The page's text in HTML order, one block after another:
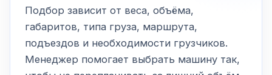
Подбор зависит от веса, объёма,
габаритов, типа груза, маршрута,
подъездов и необходимости грузчиков.
Менеджер помогает выбрать машину так,